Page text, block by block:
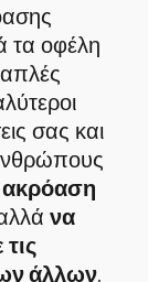
τα οφέλη
απλές
σας και
ακρόαση
να
άλλων.